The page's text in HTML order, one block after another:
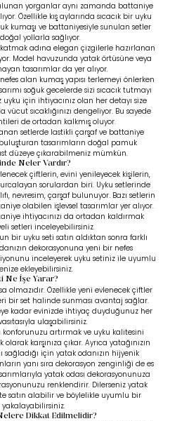
yorganlar aynı zamanda battaniye
Özellikle kış aylarında sıcacık bir uyku
kumaşı ve battaniyesiyle sunulan setler
yollarla sağlıyor.
adına elegan çizgilerle hazırlanan
Model havuzunda yatak örtüsüne veya
tasarımlar da yer alıyor.
alan kumaş yapısı terlemeyi önlerken
soğuk gecelerde sizi sıcacık tutmayı
için ihtiyacınız olan her detayı size
sıcaklığınızı dengeliyor. Bu sayede
de ortadan kalkmış oluyor.
setlerde lastikli çarşaf ve battaniye
tasarımların doğal pamuk
düzeye çıkarabilmeniz mümkün.
Neler Vardır?
çiftlerin, evini yenileyecek kişilerin,
sorulardan biri. Uyku setlerinde
nevresim, çarşaf bulunuyor. Bazı setlerin
olabilen işlevsel tasarımlar yer alıyor.
ihtiyacınızı da ortadan kaldırmak
setleri inceleyebilirsiniz.
bir uyku seti satın aldıktan sonra farklı
dekorasyonuna yeni bir nefes
inceleyerek uyku setiniz ile uyumlu
ekleyebilirsiniz.
Ne İşe Yarar?
olmazıdır. Özellikle yeni evlenecek çiftler
bir set halinde sunması avantaj sağlar.
kadar evinizde ihtiyaç duyduğunuz her
ulaşabilirsiniz.
artırmak ve uyku kalitesini
karşınıza çıkar. Ayrıca yatağınızın
için yatak odanızın hijyenik
yanı sıra dekorasyon zenginliği de es
yatak odası dekorasyonunuza
renklendirir. Dilerseniz yatak
satın alabilir ve böylelikle uyumlu bir
yakalayabilirsiniz.
Dikkat Edilmelidir?